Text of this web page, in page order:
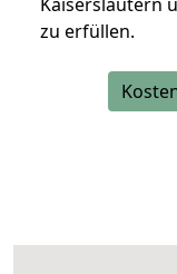
zu erfüllen.